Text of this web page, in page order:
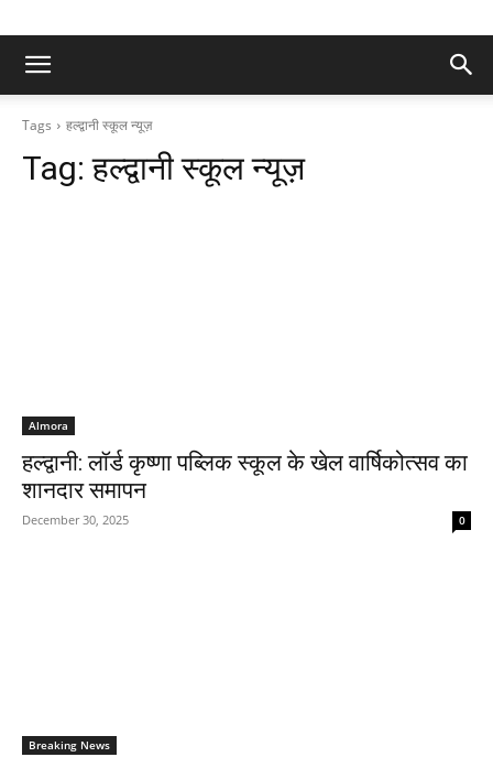
Tags हल्द्वानी स्कूल न्यूज़
Tag:हल्द्वानी स्कूल न्यूज़
Almora
हल्द्वानी: लॉर्ड कृष्णा पब्लिक स्कूल के खेल वार्षिकोत्सव का
शानदार समापन
December 30, 2025 0
Breaking News